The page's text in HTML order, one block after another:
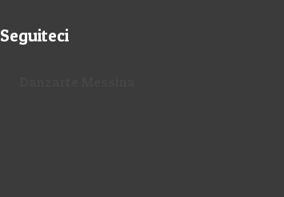
Seguiteci